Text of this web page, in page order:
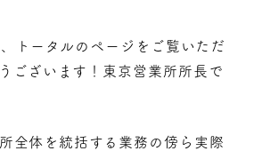
トータルのページをご覧いただ
ございます！東京営業所所長で
全体を統括する業務の傍ら実際